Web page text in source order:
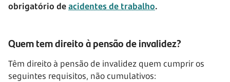
obrigatório deacidentes de trabalho.
Quem tem direito à pensão de invalidez?
Têm direito à pensão de invalidez quem cumprir os
seguintes requisitos, não cumulativos: